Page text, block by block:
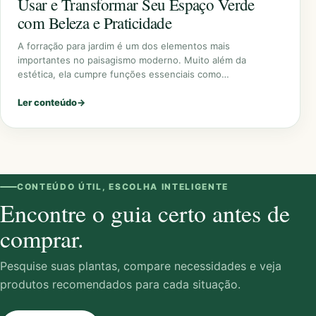
com Beleza e Praticidade
A forração para jardim é um dos elementos mais
importantes no paisagismo moderno. Muito além da
estética, ela cumpre funções essenciais como…
Ler conteúdo→
CONTEÚDO ÚTIL, ESCOLHA INTELIGENTE
Encontre o guia certo antes de
comprar.
Pesquise suas plantas, compare necessidades e veja
produtos recomendados para cada situação.